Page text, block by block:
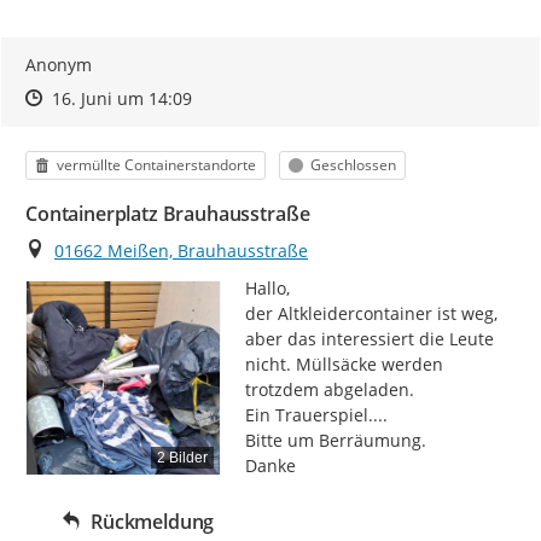
Anonym
Zeitpunkt des Erstellens
Zeitpunkt des Erstellens
16. Juni um 14:09Zur Äußerung
Kategorie
vermüllte Containerstandorte Status
Geschlossen
Containerplatz Brauhausstraße
Ort
01662 Meißen, Brauhausstraße
2 Bilder
Hallo,
der Altkleidercontainer ist weg,
aber das interessiert die Leute
nicht. Müllsäcke werden
trotzdem abgeladen.
Ein Trauerspiel....
Bitte um Berräumung.
Danke
Rückmeldung